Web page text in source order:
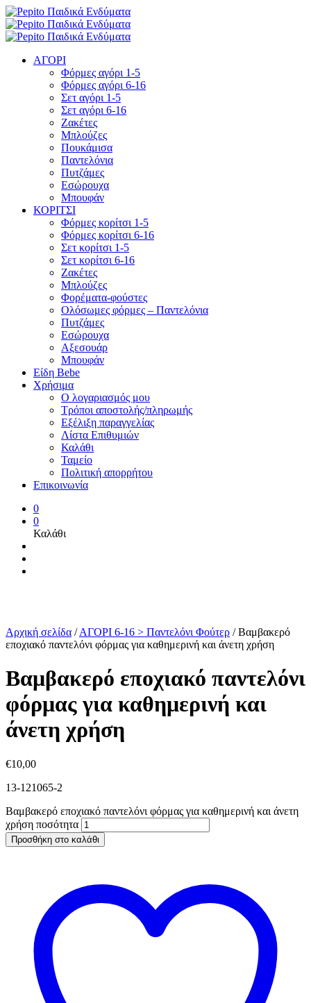
ΑΓΟΡΙ
Φόρμες αγόρι 1-5
Φόρμες αγόρι 6-16
Σετ αγόρι 1-5
Σετ αγόρι 6-16
Ζακέτες
Μπλούζες
Πουκάμισα
Παντελόνια
Πυτζάμες
Εσώρουχα
Μπουφάν
ΚΟΡΙΤΣΙ
Φόρμες κορίτσι 1-5
Φόρμες κορίτσι 6-16
Σετ κορίτσι 1-5
Σετ κορίτσι 6-16
Ζακέτες
Μπλούζες
Φορέματα-φούστες
Ολόσωμες φόρμες – Παντελόνια
Πυτζάμες
Εσώρουχα
Αξεσουάρ
Μπουφάν
Είδη Bebe
Χρήσιμα
Ο λογαριασμός μου
Τρόποι αποστολής/πληρωμής
Εξέλιξη παραγγελίας
Λίστα Επιθυμιών
Καλάθι
Ταμείο
Πολιτική απορρήτου
Επικοινωνία
0
0
Καλάθι
Αρχική σελίδα / ΑΓΟΡΙ 6-16 > Παντελόνι Φούτερ /Βαμβακερό
εποχιακό παντελόνι φόρμας για καθημερινή και άνετη χρήση
Βαμβακερό εποχιακό παντελόνι
φόρμας για καθημερινή και
άνετη χρήση
€10,00
13-121065-2
Βαμβακερό εποχιακό παντελόνι φόρμας για καθημερινή και άνετη
χρήση ποσότητα
Προσθήκη στο καλάθι